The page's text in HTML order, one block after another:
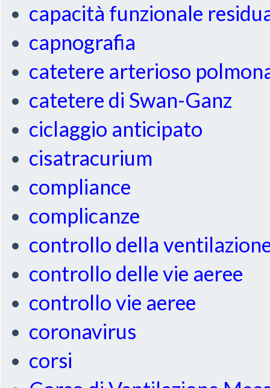
capacità funzionale
capnografia
catetere arterioso
catetere di Swan-Ganz
ciclaggio anticipato
cisatracurium
compliance
complicanze
controllo della
controllo delle vie aeree
controllo vie aeree
coronavirus
corsi